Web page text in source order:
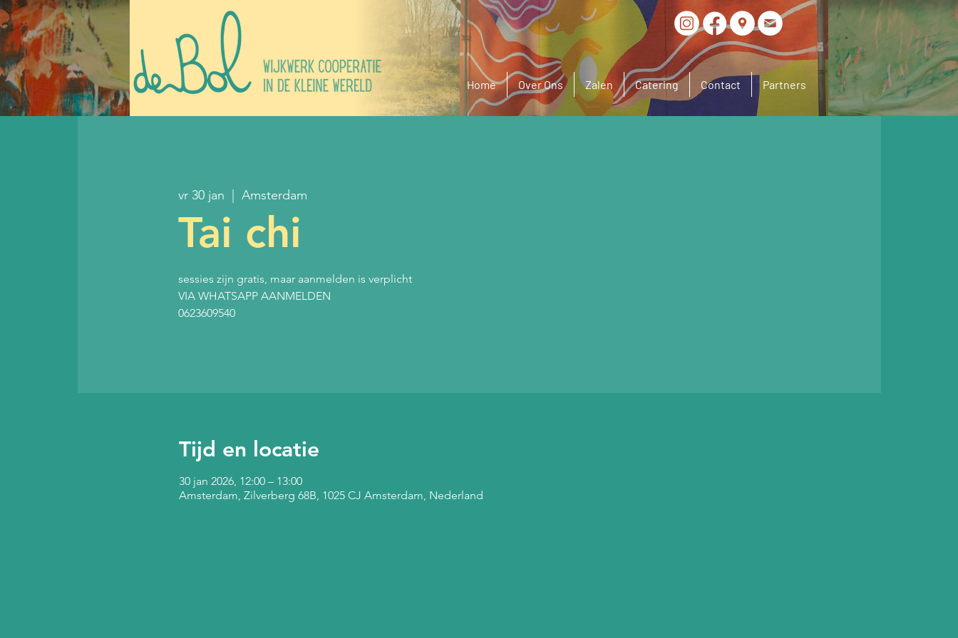
Home Over Ons Zalen Catering Contact Partners
vr 30 jan Amsterdam
Tai chi
sessies zijn gratis, maar aanmelden is verplicht
VIA WHATSAPP AANMELDEN
0623609540
Tijd en locatie
30 jan 2026, 12:00 – 13:00
Amsterdam, Zilverberg 68B, 1025 CJ Amsterdam, Nederland